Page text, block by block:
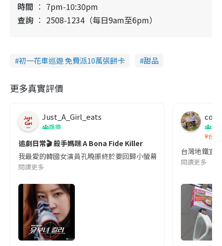
時間
7pm-10:30pm
查詢
2508-1234（每日9am至6pm）
初一花車巡遊 免費派10萬張餅卡 甜品
更多真實評價
Just_A_Girl_eats
娛樂
追劇日常🎬 殺手媽咪 A Bona Fide Killer
我最愛的韓國女演員孔曉振終於要回歸小螢幕啦!這次的劇本改編
閱讀更多
co
吹
台灣
台灣地鐵宣
閱讀更多